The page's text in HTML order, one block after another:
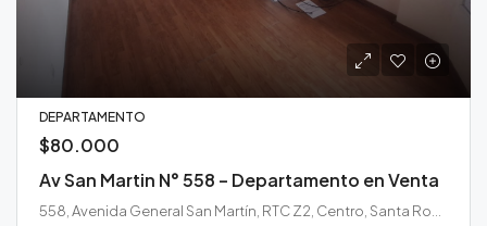
DEPARTAMENTO
$80.000
Av San Martin N° 558 – Departamento en Venta